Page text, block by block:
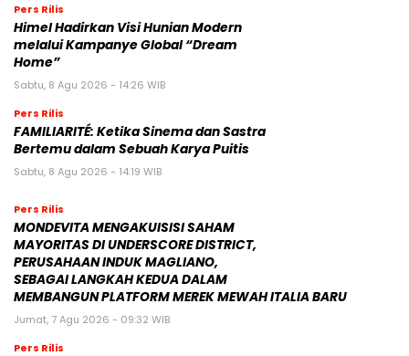
Pers Rilis
Himel Hadirkan Visi Hunian Modern
melalui Kampanye Global “Dream
Home”
Sabtu, 8 Agu 2026 - 14:26 WIB
Pers Rilis
FAMILIARITÉ: Ketika Sinema dan Sastra
Bertemu dalam Sebuah Karya Puitis
Sabtu, 8 Agu 2026 - 14:19 WIB
Pers Rilis
MONDEVITA MENGAKUISISI SAHAM
MAYORITAS DI UNDERSCORE DISTRICT,
PERUSAHAAN INDUK MAGLIANO,
SEBAGAI LANGKAH KEDUA DALAM
MEMBANGUN PLATFORM MEREK MEWAH ITALIA BARU
Jumat, 7 Agu 2026 - 09:32 WIB
Pers Rilis